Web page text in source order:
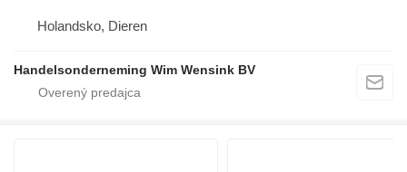
Holandsko, Dieren
Handelsonderneming Wim Wensink BV